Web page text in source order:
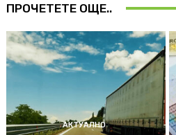
ПРОЧЕТЕТЕ ОЩЕ..
АКТУАЛНО